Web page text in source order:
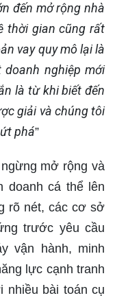
đến mở rộng nhà
thời gian cũng rất
vay quy mô lại là
nghiệp mới
là từ khi biết đến
giải và chúng tôi
phá”
mở rộng và
doanh cá thể lên
rõ nét, các cơ sở
trước yêu cầu
vận hành, minh
lực cạnh tranh
nhiều bài toán cụ